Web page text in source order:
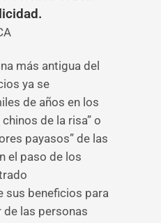
más antigua del
ya se
de años en los
de la risa” o
payasos” de las
el paso de los
sus beneficios para
de las personas